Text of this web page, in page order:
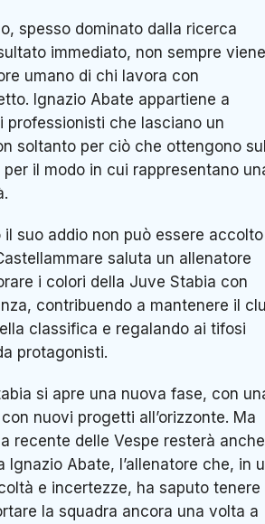
spesso dominato dalla ricerca
immediato, non sempre viene
umano di chi lavora con
Ignazio Abate appartiene a
professionisti che lasciano un
soltanto per ciò che ottengono
il modo in cui rappresentano
il suo addio non può essere accolto
saluta un allenatore
i colori della Juve Stabia con
contribuendo a mantenere il
classifica e regalando ai tifosi
protagonisti.
si apre una nuova fase, con
nuovi progetti all’orizzonte. Ma
recente delle Vespe resterà
Ignazio Abate, l’allenatore che, in
e incertezze, ha saputo tenere
la squadra ancora una volta a